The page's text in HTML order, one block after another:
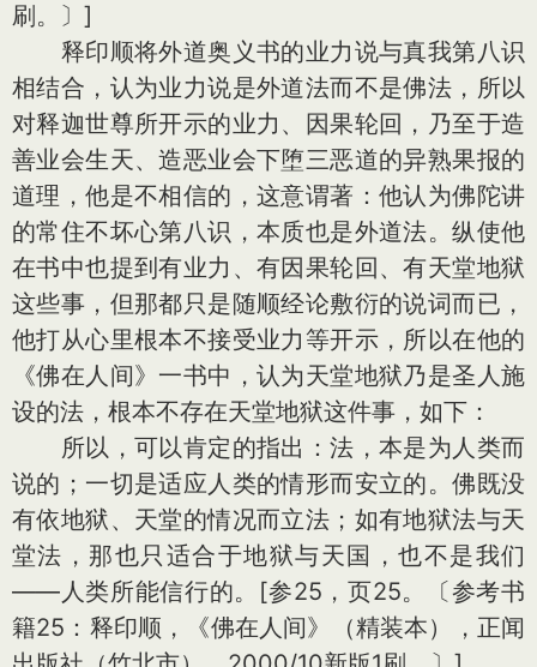
刷。〕]
释印顺将外道奥义书的业力说与真我第八识
相结合，认为业力说是外道法而不是佛法，所以
对释迦世尊所开示的业力、因果轮回，乃至于造
善业会生天、造恶业会下堕三恶道的异熟果报的
道理，他是不相信的，这意谓著：他认为佛陀讲
的常住不坏心第八识，本质也是外道法。纵使他
在书中也提到有业力、有因果轮回、有天堂地狱
这些事，但那都只是随顺经论敷衍的说词而已，
他打从心里根本不接受业力等开示，所以在他的
《佛在人间》一书中，认为天堂地狱乃是圣人施
设的法，根本不存在天堂地狱这件事，如下：
所以，可以肯定的指出：法，本是为人类而
说的；一切是适应人类的情形而安立的。佛既没
有依地狱、天堂的情况而立法；如有地狱法与天
堂法，那也只适合于地狱与天国，也不是我们
——人类所能信行的。[参25，页25。〔参考书
籍25：释印顺，《佛在人间》（精装本），正闻